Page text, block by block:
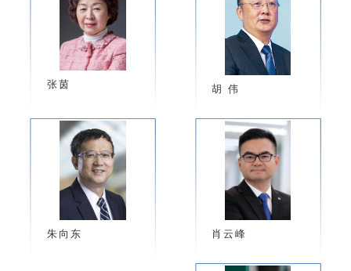
张茵 胡 伟
朱向东 肖云峰